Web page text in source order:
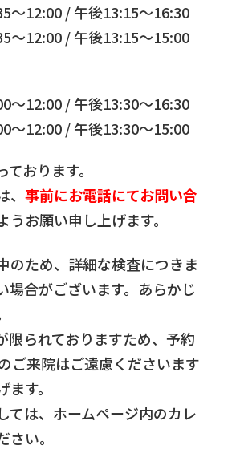
12:00 / 午後13:15～16:30
/ 午後13:15～15:00
12:00 / 午後13:30～16:30
/ 午後13:30～15:00
ております。
事前にお電話にてお問い合
うお願い申し上げます。
のため、詳細な検査につきま
場合がございます。あらかじ
られておりますため、予約
ご来院はご遠慮くださいます
す。
ては、ホームページ内のカレ
い。